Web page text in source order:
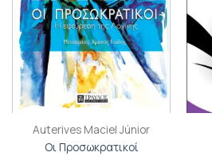
Auterives Maciel Júnior
Οι Προσωκρατικοί